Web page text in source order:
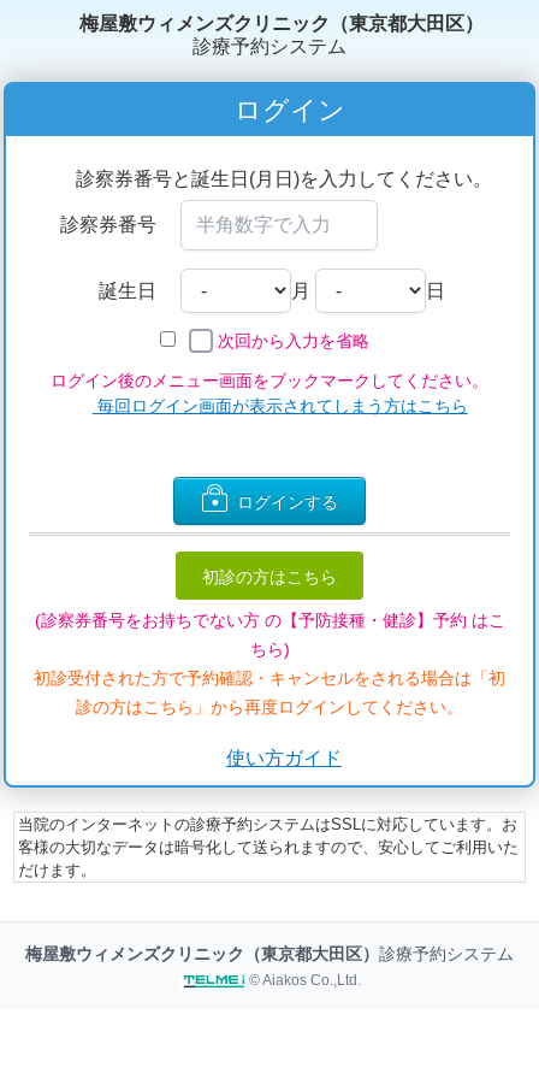
梅屋敷ウィメンズクリニック（東京都大田区）
診療予約システム
ログイン
診察券番号と誕生日(月日)を入力してください。
診察券番号
誕生日 月 日
次回から入力を省略
ログイン後のメニュー画面をブックマークしてください。
毎回ログイン画面が表示されてしまう方はこちら
ログインする
初診の方はこちら
(診察券番号をお持ちでない方 の【予防接種・健診】予約 はこ
ちら)
初診受付された方で予約確認・キャンセルをされる場合は「初
診の方はこちら」から再度ログインしてください。
使い方ガイド
当院のインターネットの診療予約システムはSSLに対応しています。お
客様の大切なデータは暗号化して送られますので、安心してご利用いた
だけます。
梅屋敷ウィメンズクリニック（東京都大田区） 診療予約システム
© Aiakos Co.,Ltd.